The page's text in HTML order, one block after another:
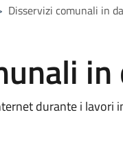
Disservizi comunali in
durante i lavori